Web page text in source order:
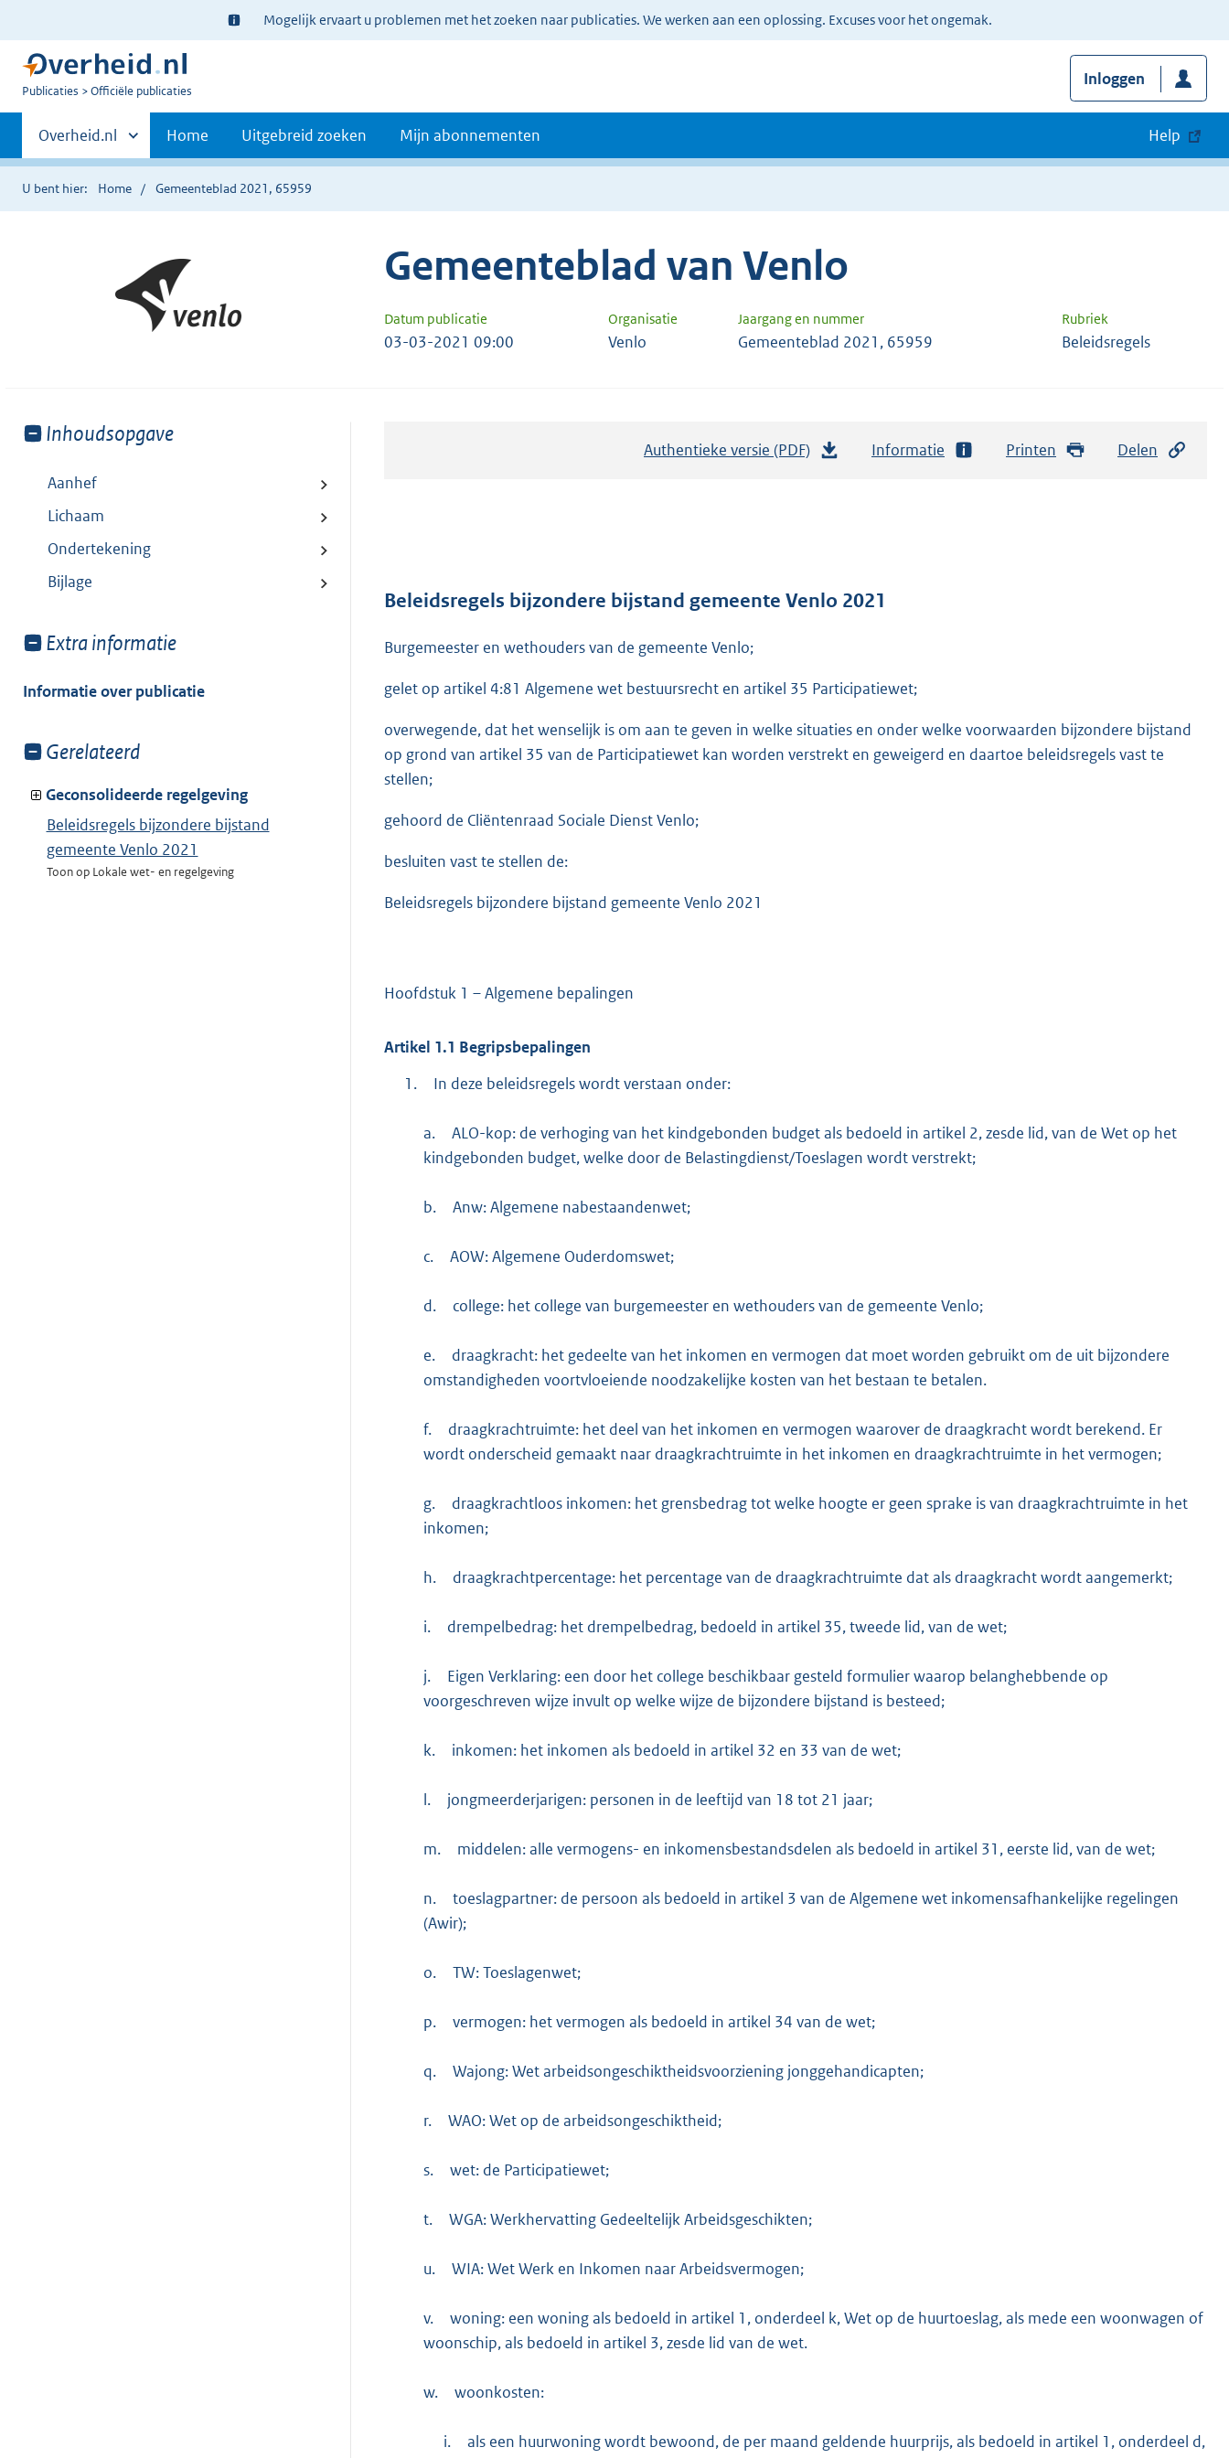
Ter
informatie:
Mogelijk ervaart u problemen met het zoeken naar publicaties. We werken aan een oplossing. Excuses voor het ongemak.
U
Publicaties Officiële publicaties
Inloggen
Primaire
navigatie
Andere
sites
binnen
Overheid.nl Home Uitgebreid zoeken Mijn abonnementen Help
U bent hier: Home Gemeenteblad 2021, 65959
Gemeenteblad van Venlo
Datum publicatie Organisatie Jaargang en nummer Rubriek
03-03-2021 09:00 Venlo Gemeenteblad 2021, 65959 Beleidsregels
Toon
van:
Inhoudsopgave
Aanhef
Lichaam
Ondertekening
Bijlage
Toon
van:
Extra informatie
Informatie over publicatie
Toon
van:
Gerelateerd
Geconsolideerde regelgeving
Beleidsregels bijzondere bijstand
gemeente Venlo 2021
Toon op Lokale wet- en regelgeving
Authentieke versie (PDF)
d
o
Informatie Printen Delen
Beleidsregels bijzondere bijstand gemeente Venlo 2021
Burgemeester en wethouders van de gemeente Venlo;
gelet op artikel 4:81 Algemene wet bestuursrecht en artikel 35 Participatiewet;
overwegende, dat het wenselijk is om aan te geven in welke situaties en onder welke voorwaarden bijzondere bijstand
op grond van artikel 35 van de Participatiewet kan worden verstrekt en geweigerd en daartoe beleidsregels vast te
stellen;
gehoord de Cliëntenraad Sociale Dienst Venlo;
besluiten vast te stellen de:
Beleidsregels bijzondere bijstand gemeente Venlo 2021
Hoofdstuk 1 – Algemene bepalingen
Artikel 1.1 Begripsbepalingen
1.
In deze beleidsregels wordt verstaan onder:
a.
ALO-kop: de verhoging van het kindgebonden budget als bedoeld in artikel 2, zesde lid, van de Wet op het
kindgebonden budget, welke door de Belastingdienst/Toeslagen wordt verstrekt;
b. Anw: Algemene nabestaandenwet;
c. AOW: Algemene Ouderdomswet;
d. college: het college van burgemeester en wethouders van de gemeente Venlo;
e.
draagkracht: het gedeelte van het inkomen en vermogen dat moet worden gebruikt om de uit bijzondere
omstandigheden voortvloeiende noodzakelijke kosten van het bestaan te betalen.
f.
draagkrachtruimte: het deel van het inkomen en vermogen waarover de draagkracht wordt berekend. Er
wordt onderscheid gemaakt naar draagkrachtruimte in het inkomen en draagkrachtruimte in het vermogen;
g.
draagkrachtloos inkomen: het grensbedrag tot welke hoogte er geen sprake is van draagkrachtruimte in het
inkomen;
h. draagkrachtpercentage: het percentage van de draagkrachtruimte dat als draagkracht wordt aangemerkt;
i. drempelbedrag: het drempelbedrag, bedoeld in artikel 35, tweede lid, van de wet;
j.
Eigen Verklaring: een door het college beschikbaar gesteld formulier waarop belanghebbende op
voorgeschreven wijze invult op welke wijze de bijzondere bijstand is besteed;
k. inkomen: het inkomen als bedoeld in artikel 32 en 33 van de wet;
l. jongmeerderjarigen: personen in de leeftijd van 18 tot 21 jaar;
m. middelen: alle vermogens- en inkomensbestandsdelen als bedoeld in artikel 31, eerste lid, van de wet;
n.
toeslagpartner: de persoon als bedoeld in artikel 3 van de Algemene wet inkomensafhankelijke regelingen
(Awir);
o. TW: Toeslagenwet;
p. vermogen: het vermogen als bedoeld in artikel 34 van de wet;
q. Wajong: Wet arbeidsongeschiktheidsvoorziening jonggehandicapten;
r. WAO: Wet op de arbeidsongeschiktheid;
s. wet: de Participatiewet;
t. WGA: Werkhervatting Gedeeltelijk Arbeidsgeschikten;
u. WIA: Wet Werk en Inkomen naar Arbeidsvermogen;
v.
woning: een woning als bedoeld in artikel 1, onderdeel k, Wet op de huurtoeslag, als mede een woonwagen of
woonschip, als bedoeld in artikel 3, zesde lid van de wet.
w. woonkosten:
i.
als een huurwoning wordt bewoond, de per maand geldende huurprijs, als bedoeld in artikel 1, onderdeel d,